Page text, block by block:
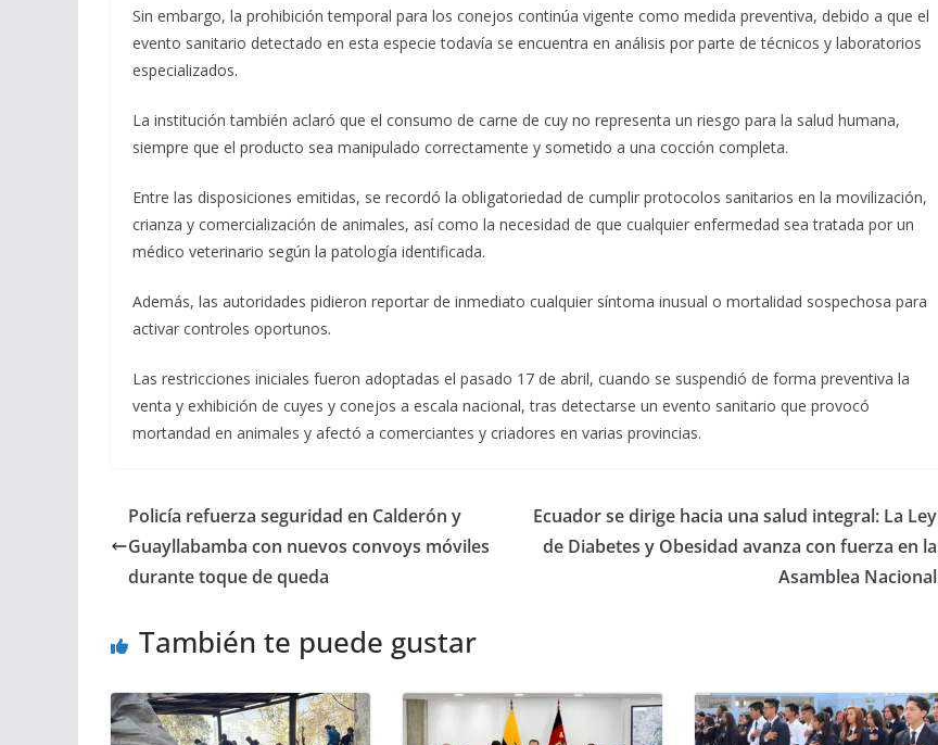
Sin embargo, la prohibición temporal para los conejos continúa vigente como medida preventiva, debido a que el
evento sanitario detectado en esta especie todavía se encuentra en análisis por parte de técnicos y laboratorios
especializados.
La institución también aclaró que el consumo de carne de cuy no representa un riesgo para la salud humana,
siempre que el producto sea manipulado correctamente y sometido a una cocción completa.
Entre las disposiciones emitidas, se recordó la obligatoriedad de cumplir protocolos sanitarios en la movilización,
crianza y comercialización de animales, así como la necesidad de que cualquier enfermedad sea tratada por un
médico veterinario según la patología identificada.
Además, las autoridades pidieron reportar de inmediato cualquier síntoma inusual o mortalidad sospechosa para
activar controles oportunos.
Las restricciones iniciales fueron adoptadas el pasado 17 de abril, cuando se suspendió de forma preventiva la
venta y exhibición de cuyes y conejos a escala nacional, tras detectarse un evento sanitario que provocó
mortandad en animales y afectó a comerciantes y criadores en varias provincias.
Policía refuerza seguridad en Calderón y
Guayllabamba con nuevos convoys móviles
durante toque de queda
Ecuador se dirige hacia una salud integral: La Ley
de Diabetes y Obesidad avanza con fuerza en la
Asamblea Nacional
También te puede gustar